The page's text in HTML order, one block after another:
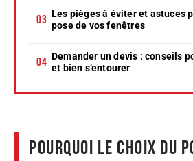
Les pièges à éviter et astuces
pose de vos fenêtres
Demander un devis : conseils
et bien s’entourer
Pourquoi le choix du